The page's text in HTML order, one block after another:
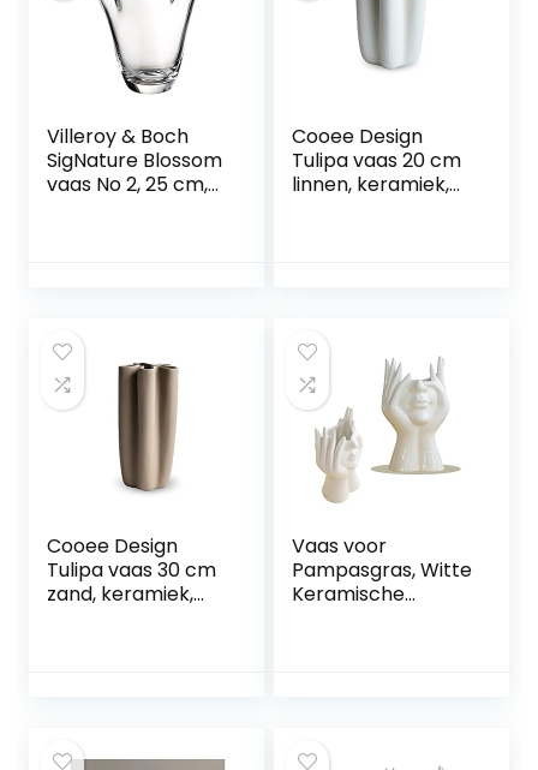
Villeroy & Boch
SigNature Blossom
vaas No 2, 25 cm,
Cooee Design
Tulipa vaas 20 cm
linnen, keramiek,
Cooee Design
Tulipa vaas 30 cm
zand, keramiek,
Vaas voor
Pampasgras, Witte
Keramische
Gezicht Bloempot